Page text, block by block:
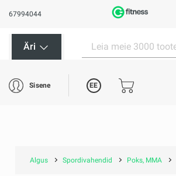
67994044
Äri
Sisene EE
Algus Spordivahendid Poks, MMA